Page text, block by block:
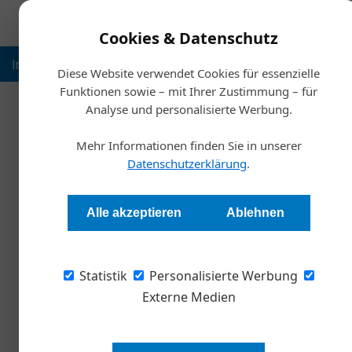
Cookies & Datenschutz
Diese Website verwendet Cookies für essenzielle
Funktionen sowie – mit Ihrer Zustimmung – für
Analyse und personalisierte Werbung.
Mehr Informationen finden Sie in unserer
Datenschutzerklärung.
Alle akzeptieren Ablehnen
Statistik
Personalisierte Werbung
Externe Medien
Inspiration